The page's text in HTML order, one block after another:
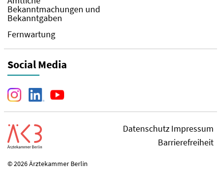
Bekanntmachungen und
Bekanntgaben
Fernwartung
Social Media
DatenschutzImpressum
Barrierefreiheit
© 2026 Ärztekammer Berlin